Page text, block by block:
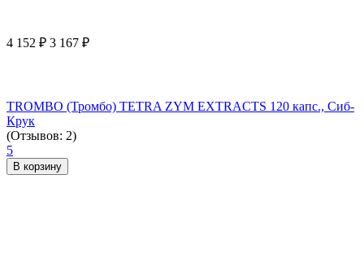
4 152 ₽ 3 167 ₽
TROMBO (Тромбо) TETRA ZYM EXTRACTS 120 капс., Сиб-
Крук
(Отзывов: 2)
5
В корзину